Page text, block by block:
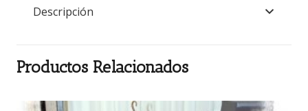
Descripción
Productos Relacionados